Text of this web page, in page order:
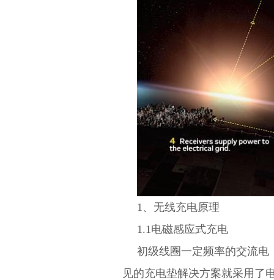
1、无线充电原理
1.1电磁感应式充电
初级线圈一定频率的交流
见的充电垫解决方案就采用了